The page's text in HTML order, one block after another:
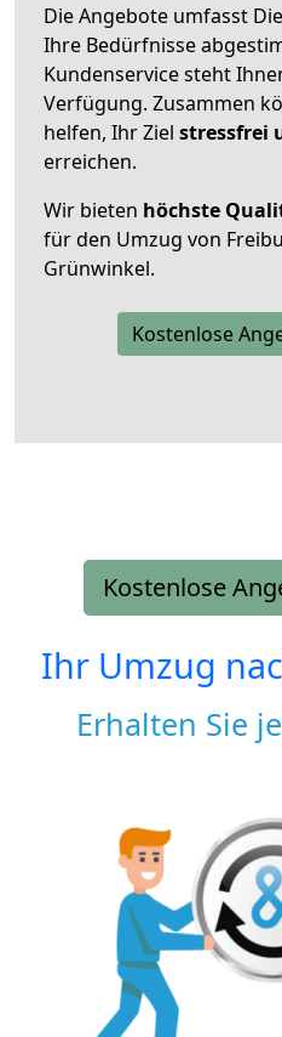
Die Angebote umfasst
Ihre Bedürfnisse
Kundenservice steht
Verfügung. Zusammen
helfen, Ihr Ziel stressfrei
erreichen.
Wir bieten höchste
für den Umzug von
Grünwinkel.
Kostenlose
Kostenlose
Ihr Umzug
Erhalten Sie